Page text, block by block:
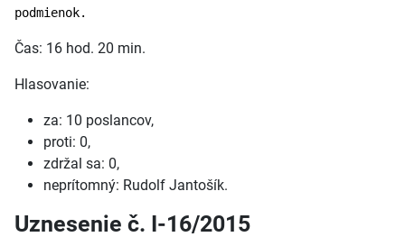
podmienok.
Čas: 16 hod. 20 min.
Hlasovanie:
za: 10 poslancov,
proti: 0,
zdržal sa: 0,
neprítomný: Rudolf Jantošík.
Uznesenie č. I-16/2015